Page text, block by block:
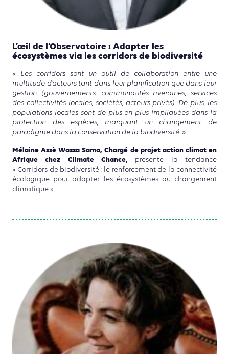
L’œil de l’Observatoire : Adapter les
écosystèmes via les corridors de biodiversité
« Les corridors sont un outil de collaboration entre une
multitude d’acteurs tant dans leur planification que dans leur
gestion (gouvernements, communautés riveraines, services
des collectivités locales, sociétés, acteurs privés). De plus, les
populations locales sont de plus en plus impliquées dans la
protection des espèces, marquant un changement de
paradigme dans la conservation de la biodiversité. »
Mélaine Assè Wassa Sama, Chargé de projet action climat en
Afrique chez Climate Chance, présente la tendance
« Corridors de biodiversité : le renforcement de la connectivité
écologique pour adapter les écosystèmes au changement
climatique ».